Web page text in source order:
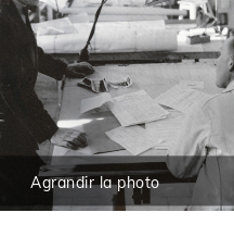
Agrandir la photo